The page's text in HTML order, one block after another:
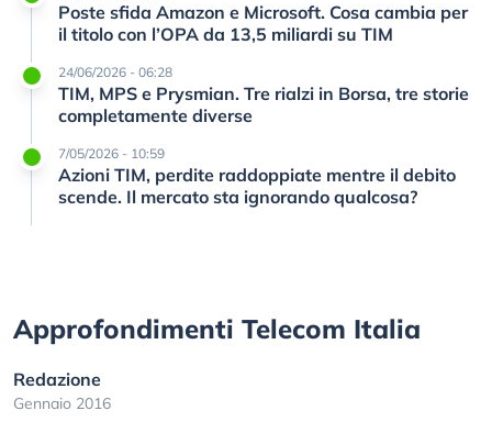
Poste sfida Amazon e Microsoft. Cosa cambia per
il titolo con l’OPA da 13,5 miliardi su TIM
24/06/2026 - 06:28
TIM, MPS e Prysmian. Tre rialzi in Borsa, tre storie
completamente diverse
7/05/2026 - 10:59
Azioni TIM, perdite raddoppiate mentre il debito
scende. Il mercato sta ignorando qualcosa?
Approfondimenti Telecom Italia
Redazione
Gennaio 2016